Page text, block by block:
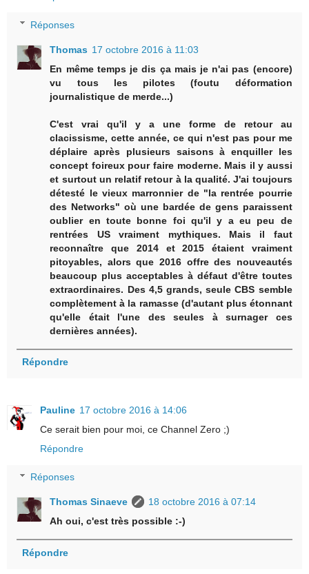
Réponses
Thomas 17 octobre 2016 à 11:03
En même temps je dis ça mais je n'ai pas (encore)
vu tous les pilotes (foutu déformation
journalistique de merde...)
C'est vrai qu'il y a une forme de retour au
clacissisme, cette année, ce qui n'est pas pour me
déplaire après plusieurs saisons à enquiller les
concept foireux pour faire moderne. Mais il y aussi
et surtout un relatif retour à la qualité. J'ai toujours
détesté le vieux marronnier de "la rentrée pourrie
des Networks" où une bardée de gens paraissent
oublier en toute bonne foi qu'il y a eu peu de
rentrées US vraiment mythiques. Mais il faut
reconnaître que 2014 et 2015 étaient vraiment
pitoyables, alors que 2016 offre des nouveautés
beaucoup plus acceptables à défaut d'être toutes
extraordinaires. Des 4,5 grands, seule CBS semble
complètement à la ramasse (d'autant plus étonnant
qu'elle était l'une des seules à surnager ces
dernières années).
Répondre
Pauline 17 octobre 2016 à 14:06
Ce serait bien pour moi, ce Channel Zero ;)
Répondre
Réponses
Thomas Sinaeve
18 octobre 2016 à 07:14
Ah oui, c'est très possible :-)
Répondre